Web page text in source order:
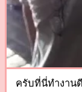
ครับที่นี่ทำงาน